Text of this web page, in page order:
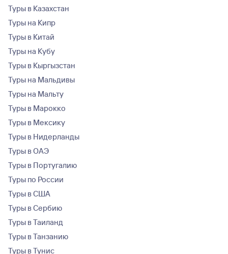
Туры в Казахстан
Туры на Кипр
Туры в Китай
Туры на Кубу
Туры в Кыргызстан
Туры на Мальдивы
Туры на Мальту
Туры в Марокко
Туры в Мексику
Туры в Нидерланды
Туры в ОАЭ
Туры в Португалию
Туры по России
Туры в США
Туры в Сербию
Туры в Таиланд
Туры в Танзанию
Туры в Тунис